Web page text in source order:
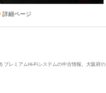
詳細ページ
レミアムHi-Fiシステムの中古情報。大阪府の